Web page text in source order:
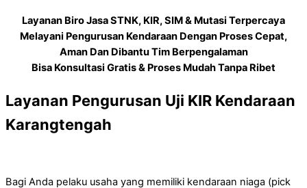
Layanan Biro Jasa STNK, KIR, SIM & Mutasi Terpercaya
Melayani Pengurusan Kendaraan Dengan Proses Cepat,
Aman Dan Dibantu Tim Berpengalaman
Bisa Konsultasi Gratis & Proses Mudah Tanpa Ribet
Layanan Pengurusan Uji KIR Kendaraan
Karangtengah
Bagi Anda pelaku usaha yang memiliki kendaraan niaga (pick